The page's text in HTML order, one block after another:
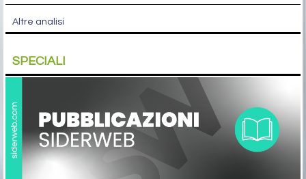
Altre analisi
SPECIALI